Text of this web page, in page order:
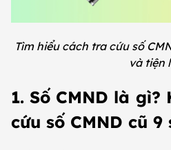
Tìm hiểu cách tra cứu số
và tiện
1. Số CMND là
cứu số CMND cũ 9